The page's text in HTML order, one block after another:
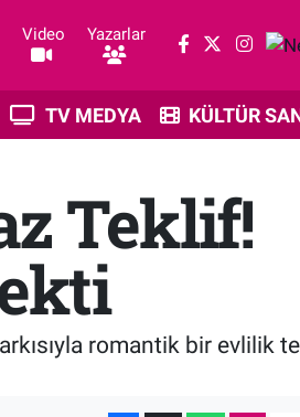
Video Yazarlar
TV MEDYA KÜLTÜR
Teklif!
romantik bir evlilik